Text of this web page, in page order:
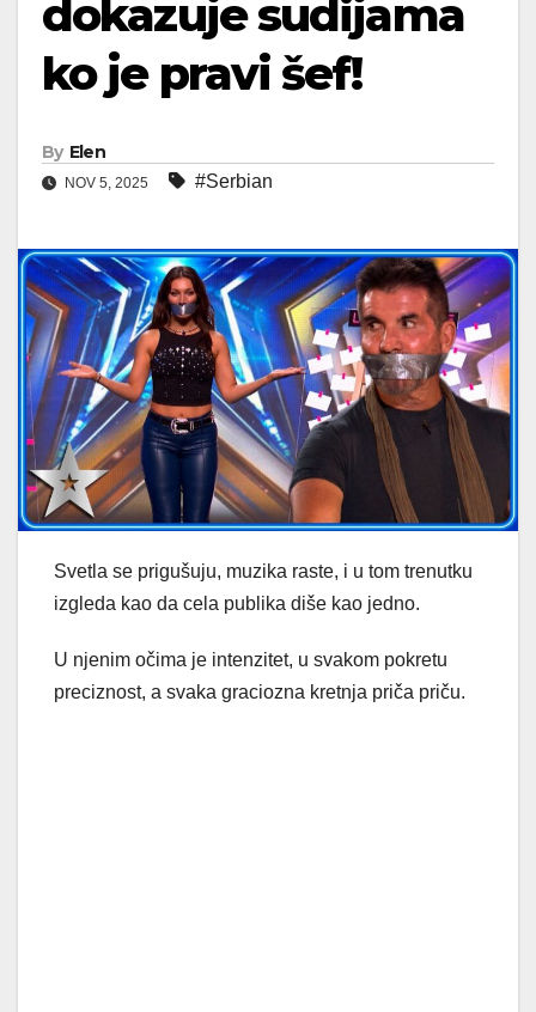
dokazuje sudijama
ko je pravi šef!
By Elen
NOV 5, 2025 #Serbian
Svetla se prigušuju, muzika raste, i u tom trenutku
izgleda kao da cela publika diše kao jedno.
U njenim očima je intenzitet, u svakom pokretu
preciznost, a svaka graciozna kretnja priča priču.